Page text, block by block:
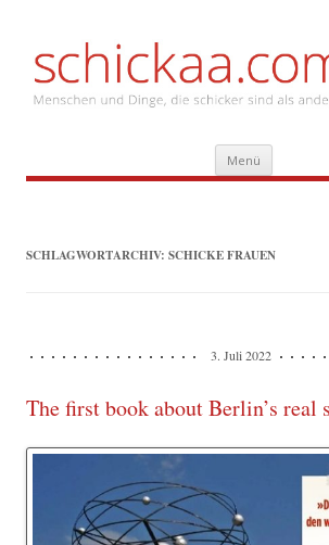
Menü Zum
Inhalt
SCHLAGWORTARCHIV: SCHICKE FRAUEN
3. Juli 2022
The first book about Berlin’s real